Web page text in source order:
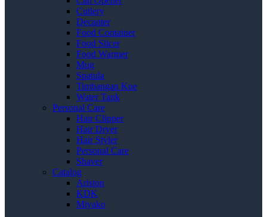
Cutlery
Decanter
Food Container
Food Slicer
Food Warmer
Mug
Spatula
Timbangan Kue
Water Tank
Personal Care
Hair Clipper
Hair Dryer
Hair Styler
Personal Care
Shaver
Catalog
Ariston
KDK
Miyako